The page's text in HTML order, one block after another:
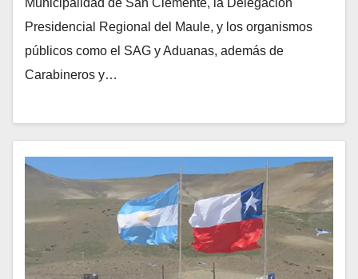
Presidencial Regional del Maule, y los organismos
públicos como el SAG y Aduanas, además de
Carabineros y…